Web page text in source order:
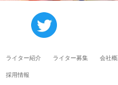
ライター紹介 ライター募集 会社
採用情報